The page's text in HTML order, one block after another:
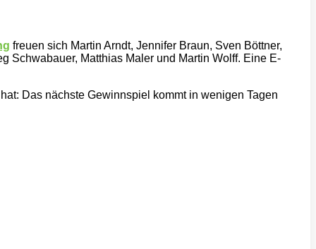
freuen sich Martin Arndt, Jennifer Braun, Sven Böttner,
Schwabauer, Matthias Maler und Martin Wolff. Eine E-
Das nächste Gewinnspiel kommt in wenigen Tagen